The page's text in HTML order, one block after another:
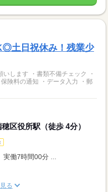
土日祝休み！残業少
備チェック ・
険料の通知 ・データ入力 ・郵
区役所駅（徒歩 4分）
実働7時間00分 ...
る